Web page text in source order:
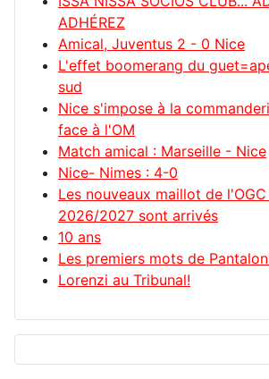
ADHÉREZ
Amical, Juventus 2 - 0 Nice
L'effet boomerang du
sud
Nice s'impose à la
face à l'OM
Match amical : Marseille - Nice
Nice- Nimes : 4-0
Les nouveaux maillot de
2026/2027 sont arrivés
10 ans
Les premiers mots de
Lorenzi au Tribunal!